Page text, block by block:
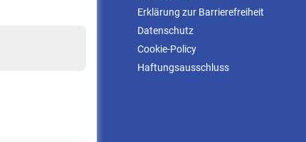
Erklärung zur Barrierefreiheit
Datenschutz
Cookie-Policy
Haftungsausschluss